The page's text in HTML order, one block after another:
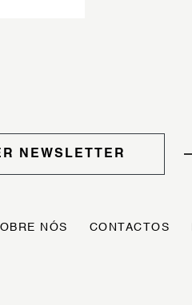
NEWSLETTER
NÓS CONTACTOS